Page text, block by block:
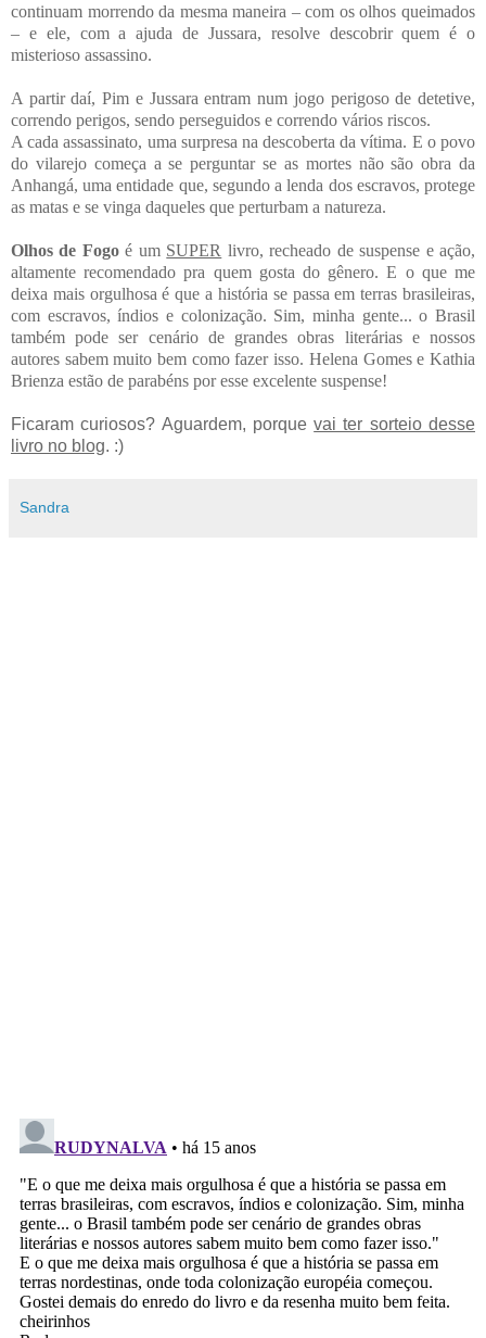
continuam morrendo da mesma maneira – com os olhos queimados
– e ele, com a ajuda de Jussara, resolve descobrir quem é o
misterioso assassino.
A partir daí, Pim e Jussara entram num jogo perigoso de detetive,
correndo perigos, sendo perseguidos e correndo vários riscos.
A cada assassinato, uma surpresa na descoberta da vítima. E o povo
do vilarejo começa a se perguntar se as mortes não são obra da
Anhangá, uma entidade que, segundo a lenda dos escravos, protege
as matas e se vinga daqueles que perturbam a natureza.
Olhos de Fogoé um SUPER livro, recheado de suspense e ação,
altamente recomendado pra quem gosta do gênero. E o que me
deixa mais orgulhosa é que a história se passa em terras brasileiras,
com escravos, índios e colonização. Sim, minha gente... o Brasil
também pode ser cenário de grandes obras literárias e nossos
autores sabem muito bem como fazer isso. Helena Gomes e Kathia
Brienza estão de parabéns por esse excelente suspense!
Ficaram curiosos? Aguardem, porquevai ter sorteio desse
livro no blog. :)
Sandra